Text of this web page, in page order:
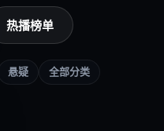
热播榜单
悬疑 全部分类